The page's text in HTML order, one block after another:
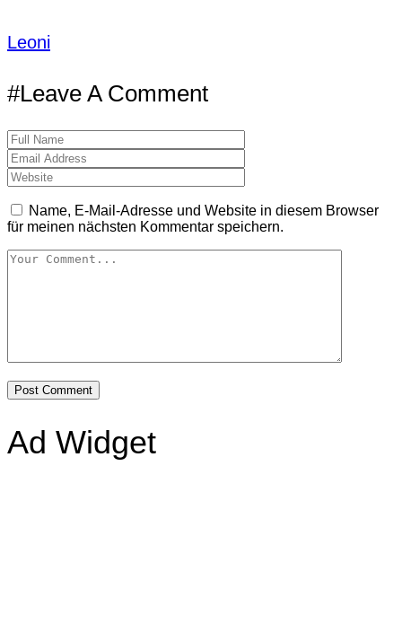
Leoni
#Leave A Comment
Name, E-Mail-Adresse und Website in diesem Browser
für meinen nächsten Kommentar speichern.
Ad Widget